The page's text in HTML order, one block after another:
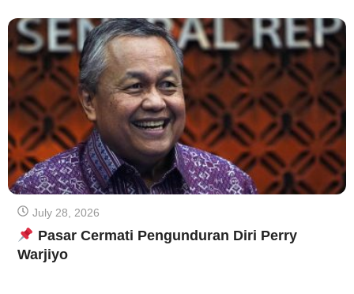
July 28, 2026
Pasar Cermati Pengunduran Diri Perry
Warjiyo